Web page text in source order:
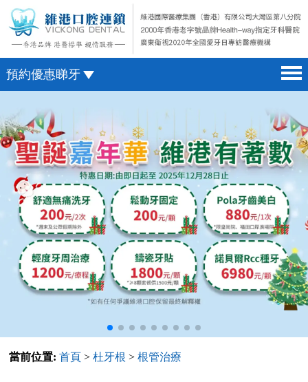
預約優惠睇牙
首頁 home page
醫院簡介 hospital introduction
醫生介紹 doctor introduction
醫療新聞 medical news
種植牙 dental implant
箍牙 orthodontics
收費標準 change standard
預約牙醫 contact us
澳門電話預約
微信預約
WhatsApp預約
當前位置: 首頁 >杜牙根 >根管治療